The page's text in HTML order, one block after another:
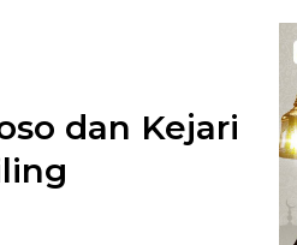
dan Kejari